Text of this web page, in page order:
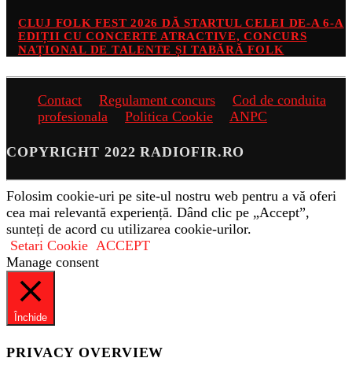
CLUJ FOLK FEST 2026 DĂ STARTUL CELEI DE-A 6-A
EDIȚII CU CONCERTE ATRACTIVE, CONCURS
NAȚIONAL DE TALENTE ȘI TABĂRĂ FOLK
Contact Regulament concurs
Cod de conduita
profesionala
Politica Cookie ANPC
COPYRIGHT 2022 RADIOFIR.RO
Folosim cookie-uri pe site-ul nostru web pentru a vă oferi
cea mai relevantă experiență. Dând clic pe „Accept”,
sunteți de acord cu utilizarea cookie-urilor.
Setari Cookie ACCEPT
Manage consent
Închide
PRIVACY OVERVIEW